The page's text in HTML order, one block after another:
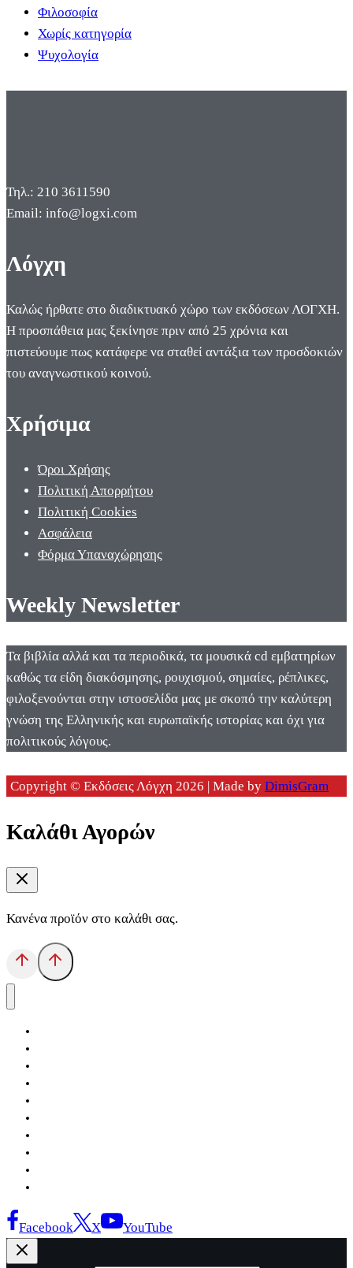
Φιλοσοφία
Χωρίς κατηγορία
Ψυχολογία
Τηλ.: 210 3611590
Email: info@logxi.com
Λόγχη
Καλώς ήρθατε στο διαδικτυακό χώρο των εκδόσεων ΛΟΓΧΗ.
Η προσπάθεια μας ξεκίνησε πριν από 25 χρόνια και
πιστεύουμε πως κατάφερε να σταθεί αντάξια των προσδοκιών
του αναγνωστικού κοινού.
Χρήσιμα
Όροι Χρήσης
Πολιτική Απορρήτου
Πολιτική Cookies
Ασφάλεια
Φόρμα Υπαναχώρησης
Weekly Newsletter
Τα βιβλία αλλά και τα περιοδικά, τα μουσικά cd εμβατηρίων
καθώς τα είδη διακόσμησης, ρουχισμού, σημαίες, ρέπλικες,
φιλοξενούνται στην ιστοσελίδα μας με σκοπό την καλύτερη
γνώση της Ελληνικής και ευρωπαϊκής ιστορίας και όχι για
πολιτικούς λόγους.
Copyright © Εκδόσεις Λόγχη 2026 | Made by DimisGram
Καλάθι Αγορών
Κανένα προϊόν στο καλάθι σας.
Facebook X YouTube